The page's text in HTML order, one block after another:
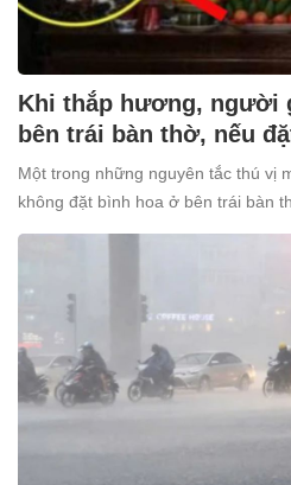
Khi thắp hương, người
bên trái bàn thờ, nếu
Một trong những nguyên tắc thú vị
không đặt bình hoa ở bên trái bàn
Tại sao nhiều người giàu lại kiêng